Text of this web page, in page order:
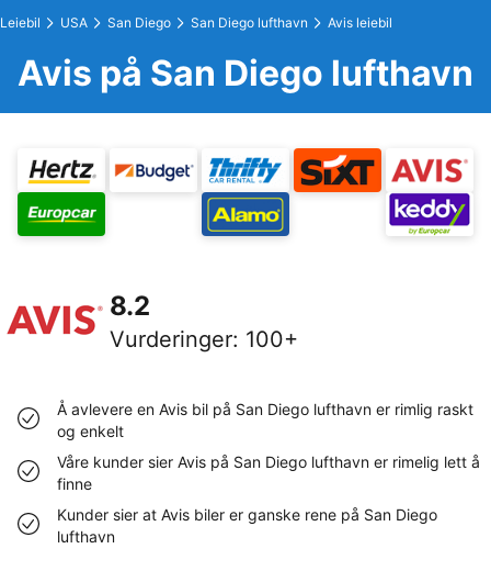
Leiebil USA San Diego San Diego lufthavn Avis leiebil
Avis på San Diego lufthavn
8.2
Vurderinger: 100+
Å avlevere en Avis bil på San Diego lufthavn er rimlig raskt
og enkelt
Våre kunder sier Avis på San Diego lufthavn er rimelig lett å
finne
Kunder sier at Avis biler er ganske rene på San Diego
lufthavn